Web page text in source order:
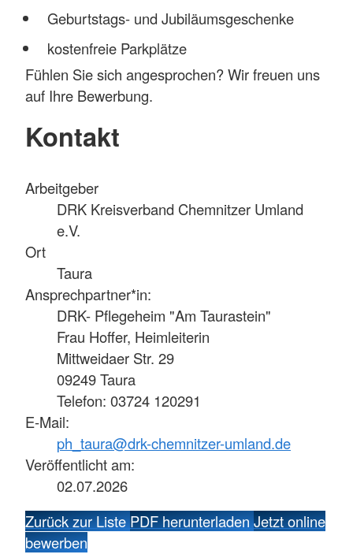
Geburtstags- und Jubiläumsgeschenke
kostenfreie Parkplätze
Fühlen Sie sich angesprochen? Wir freuen uns
auf Ihre Bewerbung.
Kontakt
Arbeitgeber
DRK Kreisverband Chemnitzer Umland
e.V.
Ort
Taura
Ansprechpartner*in:
DRK- Pflegeheim "Am Taurastein"
Frau Hoffer, Heimleiterin
Mittweidaer Str. 29
09249 Taura
Telefon: 03724 120291
E-Mail:
ph_taura@drk-chemnitzer-umland.de
Veröffentlicht am:
02.07.2026
Zurück zur ListePDF herunterladenJetzt online
bewerben